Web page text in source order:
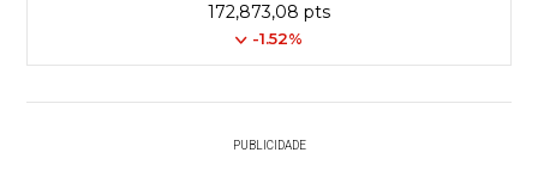
172,873,08 pts
-1.52%
PUBLICIDADE